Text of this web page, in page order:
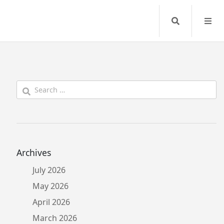
Search
Search
for:
Archives
July 2026
May 2026
April 2026
March 2026